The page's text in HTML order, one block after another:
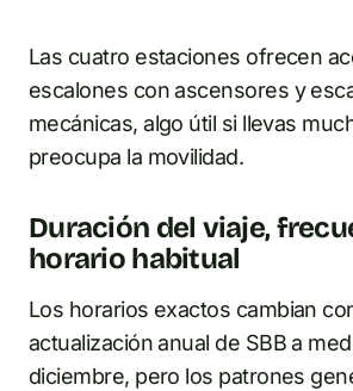
Las cuatro estaciones ofrecen
escalones con ascensores y
mecánicas, algo útil si llevas
preocupa la movilidad.
Duración del viaje,
horario habitual
Los horarios exactos cambian
actualización anual de SBB a
diciembre, pero los patrones